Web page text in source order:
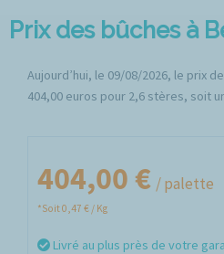
Prix des bûches à
Aujourd’hui, le 09/08/2026, le prix
404,00 euros pour 2,6 stères, soit
404,00 € / palette
*Soit 0,47 € / Kg
Livré au plus près de votre